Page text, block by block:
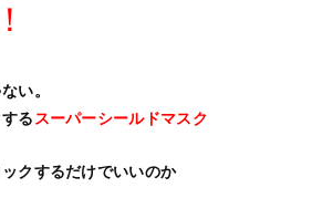
い。
る スーパーシールドマスク
クするだけでいいのか